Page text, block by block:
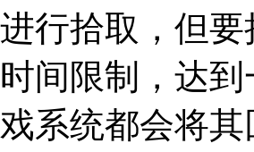
行拾取，但
间限制，达
系统都会将